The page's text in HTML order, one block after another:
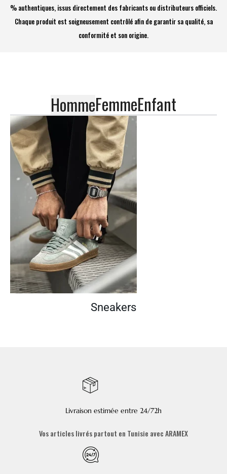
% authentiques, issus directement des fabricants ou distributeurs officiels.
Chaque produit est soigneusement contrôlé afin de garantir sa qualité, sa
conformité et son origine.
HommeFemmeEnfant
Sneakers
Livraison estimée entre 24/72h
Vos articles livrés partout en Tunisie avec ARAMEX